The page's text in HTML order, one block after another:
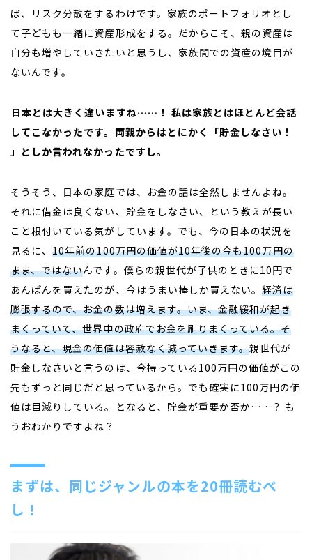
ば、リスク分散をするわけです。家族のポートフォリオとし
て子どもも一緒に資産形成をする。だからこそ、親の資産は
自分も増やしていきたいと思うし、家族間での資産の境目が
ないんです。
――日本とは大きく違いますね……！ 私は家族とはほとんど会話
してこなかったです。両親からはとにかく「貯金しなさい！
」としか言われなかったですし。
そうそう、日本の家庭では、お金の話は全然しませんよね。
それに借金は良くない、貯金をしなさい、という教えが長い
こと根付いている気がしています。でも、今の日本の状況を
見るに、10年前の100万円の価値が10年後の今も100万円の
まま、ではないんです。僕らの親世代が子供のときに10円で
あんぱんを買えたのが、今はうまい棒しか買えない。経済は
膨張するので、お金の数は増えます。いま、金融緩和が起き
まくっていて、世界中の政府でお金を刷りまくっている。そ
うなると、現金の価値は容赦なく減っていきます。親世代が
貯金しなさいと言うのは、今持っている 100万円の価値がこの
先もずっと同じだと思っているから。でも確実に100万円の価
値は目減りしている。となると、貯金が重要か否か…… ？ も
うおわかりですよね？
まずは、同じジャンルの本を20冊読むべ
し！